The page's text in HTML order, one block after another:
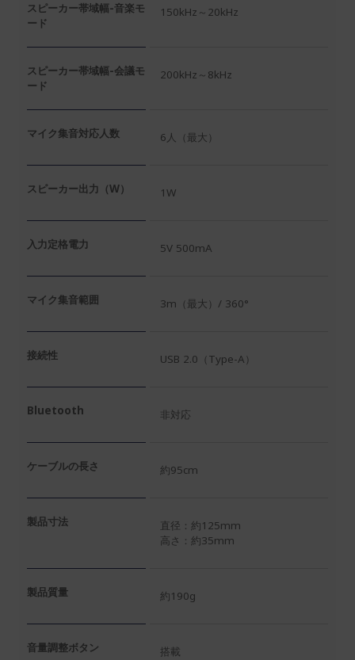
スピーカー帯域幅-音楽モ
ード
150kHz～20kHz
スピーカー帯域幅-会議モ
ード
200kHz～8kHz
マイク集音対応人数 6人（最大）
スピーカー出力（W） 1W
入力定格電力 5V 500mA
マイク集音範囲 3m（最大）/ 360°
接続性 USB 2.0（Type-A）
Bluetooth 非対応
ケーブルの長さ 約95cm
製品寸法
直径：約125mm
高さ：約35mm
製品質量 約190g
音量調整ボタン 搭載